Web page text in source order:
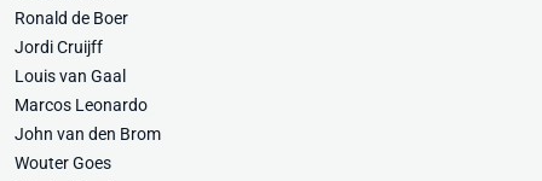
Ronald de Boer
Jordi Cruijff
Louis van Gaal
Marcos Leonardo
John van den Brom
Wouter Goes